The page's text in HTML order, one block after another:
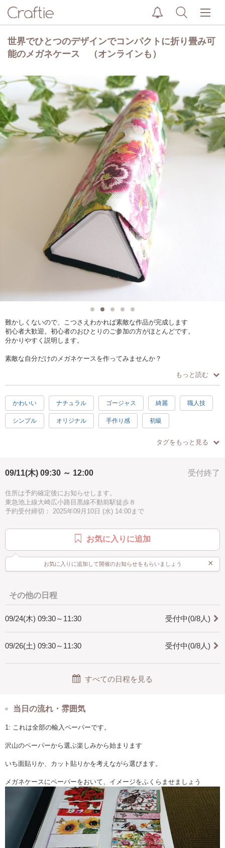
世界でひとつのデザインでコンパクトに折り畳み可
能のメガネケース （オンラインも）
難かしくないので、こつさえわかれば素敵な作品が完成します
初心者大歓迎。初心者のおひとりのご参加の方がほとんどです。
分かりやすく説明します。
素敵な自分だけのメガネケースを作ってみませんか？
こちらは、フラワーデザイナーが考案した、新しいフラパ―ジュクリス
タルで、カルトナ―ジュやポーセラーツの仕上がりを併せ持つオリジナ
ルデザイン技術でコーティングしたメガネケースです。
他にはないフラパージュのリキッド（特許取得）を使用して、ペーパー
をコーティングします。簡単です
ワンランク上のデコパージュ（溶剤が違うため剥がれにくく、黄ばみに
このメガネケースはコンパクトにたためるので、場所を取らずバックに
この見本は全体に貼りましたが、カットして貼ることも可能です
お好きなペーパーを選んで、デザインを楽しんでくだい
注目のメガネケースになりそうです。
の
溶剤を使用して、貼ります。
取れませんので安心してください。
ご予約いただいたら、すぐにzoomかラインビデオでペーパーを選んでい
やり方はメールにてお知らせします
輸入ペーパーを沢山ご用意してますので、そこから郵送前に選んでいた
なので、１度ラインビデオかzoomでお話します
して貼る方法と２種類あります。
輸入ペーパーはどのように選べばいいかアドバイスさせて頂きます。
カット貼りの場合はデザインのアドバイスをさせていただきます。
初めてでご不安もあると思いますが、オンラインレッスン４名様ご受講
ずみで問題なく素敵な仕上がりでした。
作品などHP
https://flowergivedream.com
もっと読む
かわいい ナチュラル ゴージャス 綺麗 職人技
シンプル オリジナル 手作り感 初級
日常使い
感激 充実感 達成感
1.5時間 お手頃 徒歩10分以内
タグをもっと見る
受付終了
09/11(木) 09:30 ～ 12:00
住所は予約確定後にお知らせします。
東急池上線大崎広小路目黒線不動前駅徒歩８
予約受付締切： 2025年09月10日 (水) 14:00まで
お気に入りに追加
お気に入りに追加して開催のお知らせをもらいましょう ×
その他の日程
受付中(0/8人)
09/24(木) 09:30～11:30
受付中(0/8人)
09/26(土) 09:30～11:30
すべての日程を見る
当日の流れ・雰囲気
1: これは全部の輸入ペーパーです。
沢山のペーパーから選ぶ楽しみから始まります
いち面貼りか、カット貼りかを考えながら選びます。
メガネケースにペーパーをおいて、イメージをふくらませましょう